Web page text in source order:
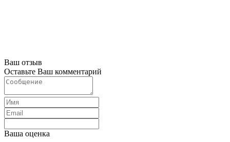
Ваш отзыв
Оставьте Ваш комментарий
Ваша оценка